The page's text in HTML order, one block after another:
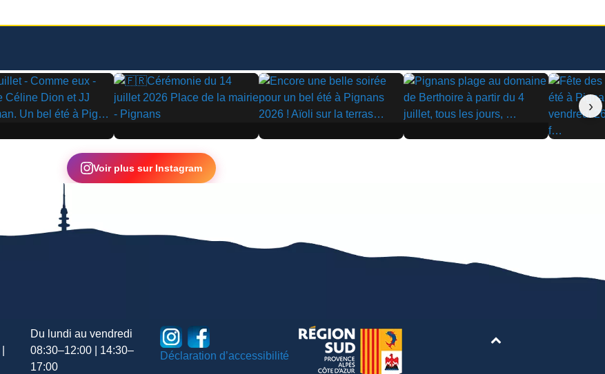
▶ ▶ ▶
▶
›
Voir plus sur Instagram
Du lundi au vendredi
08:30–12:00 | 14:30–
17:00
Déclaration d’accessibilité